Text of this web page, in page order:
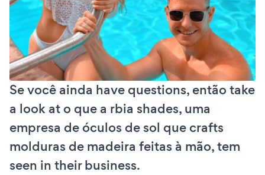
Se você ainda have questions, então take
a look at o que a rbia shades, uma
empresa de óculos de sol que crafts
molduras de madeira feitas à mão, tem
seen in their business.